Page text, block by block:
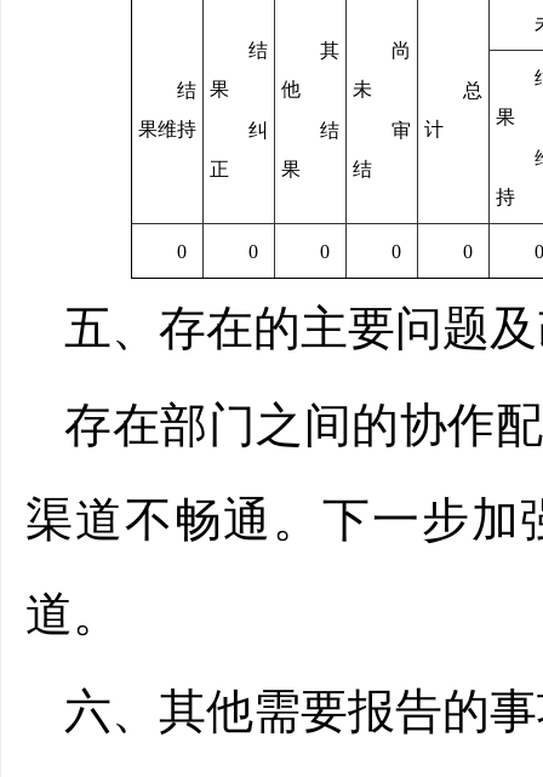
结
果维持
结
果
纠
正
其
他
结
果
尚
未
审
结
总
计
果
持
0 0 0 0 0 0
五、存在的主要问题
存在部门之间的协作
渠道不畅通。下一步加
道。
六、其他需要报告的